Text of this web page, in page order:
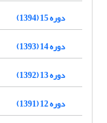
دوره 15 (1394)
دوره 14 (1393)
دوره 13 (1392)
دوره 12 (1391)